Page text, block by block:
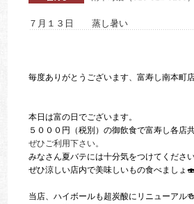
７月１３日 蒸し暑い
毎度ありがとうございます、富寿し南本町
本日は富の日でございます。
５０００円（税別）の御飲食で富寿し各店
ぜひご利用下さい。
みなさん夏バテには十分気をつけてください
ぜひ涼しい店内で美味しいもの食べましょ
当店、ハイボールも超炭酸にリニューアル